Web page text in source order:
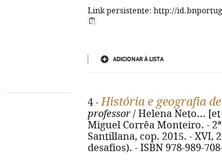
Link persistente: http://
ADICIONAR À LISTA
4 -História e geografia
professor/ Helena Neto... [et
Miguel Corrêa Monteiro. -
Santillana, cop. 2015. - XVI,
desafios). - ISBN 978-989-